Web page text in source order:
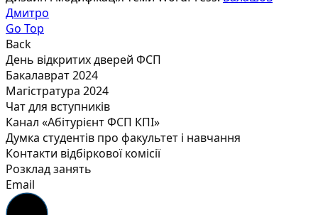
Дмитро
Go Top
Back
День відкритих дверей ФСП
Бакалаврат 2024
Магістратура 2024
Чат для вступників
Канал «Абітурієнт ФСП КПІ»
Думка студентів про факультет і навчання
Контакти відбіркової комісії
Розклад занять
Email